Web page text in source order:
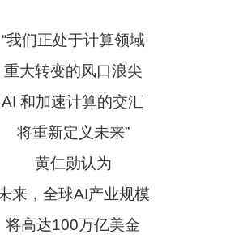
们正处于计算领域
转变的风口浪尖
加速计算的交汇
重新定义未来”
黄仁勋认为
，全球AI产业规模
达100万亿美金